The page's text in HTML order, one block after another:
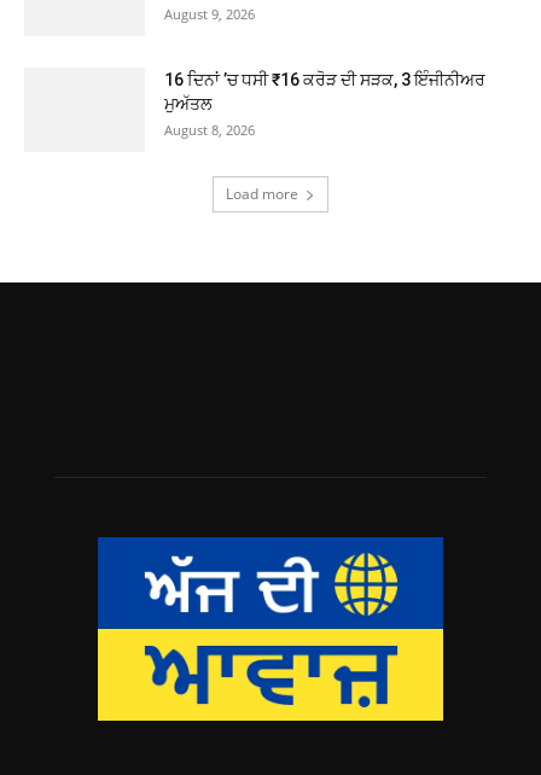
August 9, 2026
16 ਦਿਨਾਂ ’ਚ ਧਸੀ ₹16 ਕਰੋੜ ਦੀ ਸੜਕ, 3 ਇੰਜੀਨੀਅਰ
ਮੁਅੱਤਲ
August 8, 2026
Load more